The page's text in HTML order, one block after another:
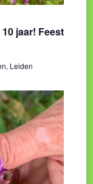
jaar! Feest
Leiden